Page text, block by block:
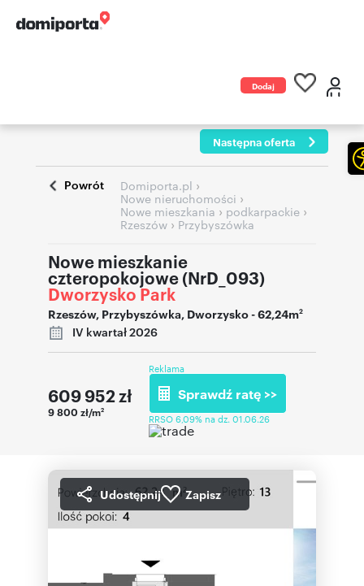
Dodaj
Następna oferta
Powrót Domiporta.pl ›
Nowe nieruchomości ›
Nowe mieszkania › podkarpackie ›
Rzeszów › Przybyszówka
Nowe mieszkanie
czteropokojowe (NrD_093)
Dworzysko Park
Rzeszów, Przybyszówka, Dworzysko- 62,24m2
IV kwartał 2026
609 952zł
9 800 zł/m2
Reklama
Sprawdź ratę >>
RRSO 6,09% na dz. 01.06.26
Udostępnij Zapisz